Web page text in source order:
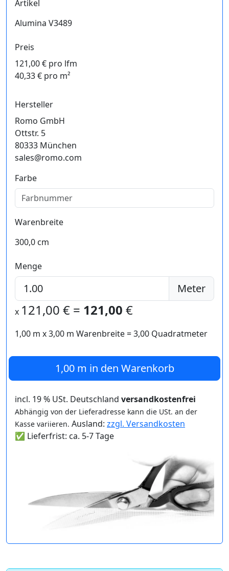
Artikel
Alumina V3489
Preis
121,00 € pro lfm
40,33 € pro m²
Hersteller
Romo GmbH
Ottstr. 5
80333 München
sales@romo.com
Farbe
Warenbreite
300,0 cm
Menge
Meter
x 121,00 € = 121,00 €
1,00 m x3,00 m Warenbreite =3,00 Quadratmeter
1,00 m in den Warenkorb
incl. 19 % USt. Deutschland versandkostenfrei
Abhängig von der Lieferadresse kann die USt. an der
Kasse variieren. Ausland: zzgl. Versandkosten
✅ Lieferfrist: ca. 5-7 Tage